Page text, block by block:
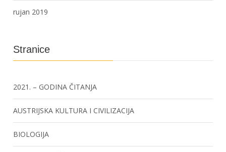
rujan 2019
Stranice
2021. – GODINA ČITANJA
AUSTRIJSKA KULTURA I CIVILIZACIJA
BIOLOGIJA